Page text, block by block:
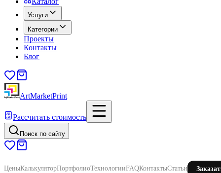
Услуги
Категории
Проекты
Контакты
Блог
ArtMarketPrint
Рассчитать стоимость
Поиск по сайту
ЦеныКалькуляторПортфолиоТехнологииFAQКонтактыСтатьи